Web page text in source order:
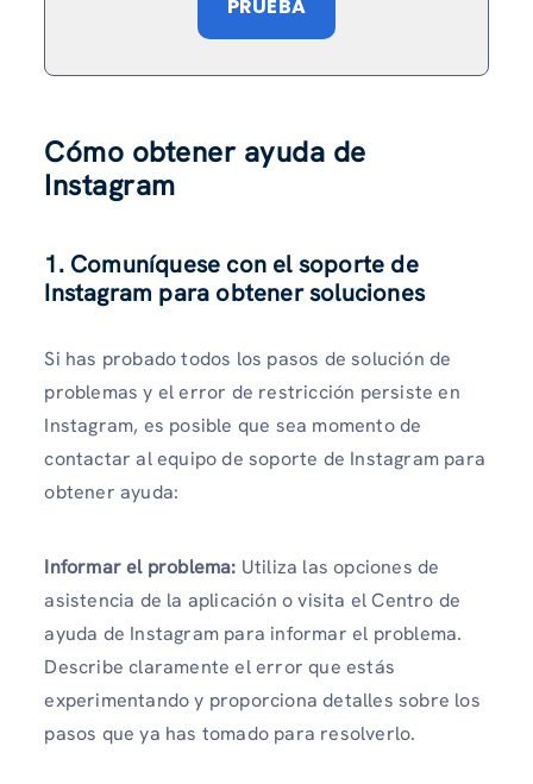
PRUEBA
Cómo obtener ayuda de
Instagram
1. Comuníquese con el soporte de
Instagram para obtener soluciones
Si has probado todos los pasos de solución de
problemas y el error de restricción persiste en
Instagram, es posible que sea momento de
contactar al equipo de soporte de Instagram para
obtener ayuda:
Informar el problema: Utiliza las opciones de
asistencia de la aplicación o visita el Centro de
ayuda de Instagram para informar el problema.
Describe claramente el error que estás
experimentando y proporciona detalles sobre los
pasos que ya has tomado para resolverlo.